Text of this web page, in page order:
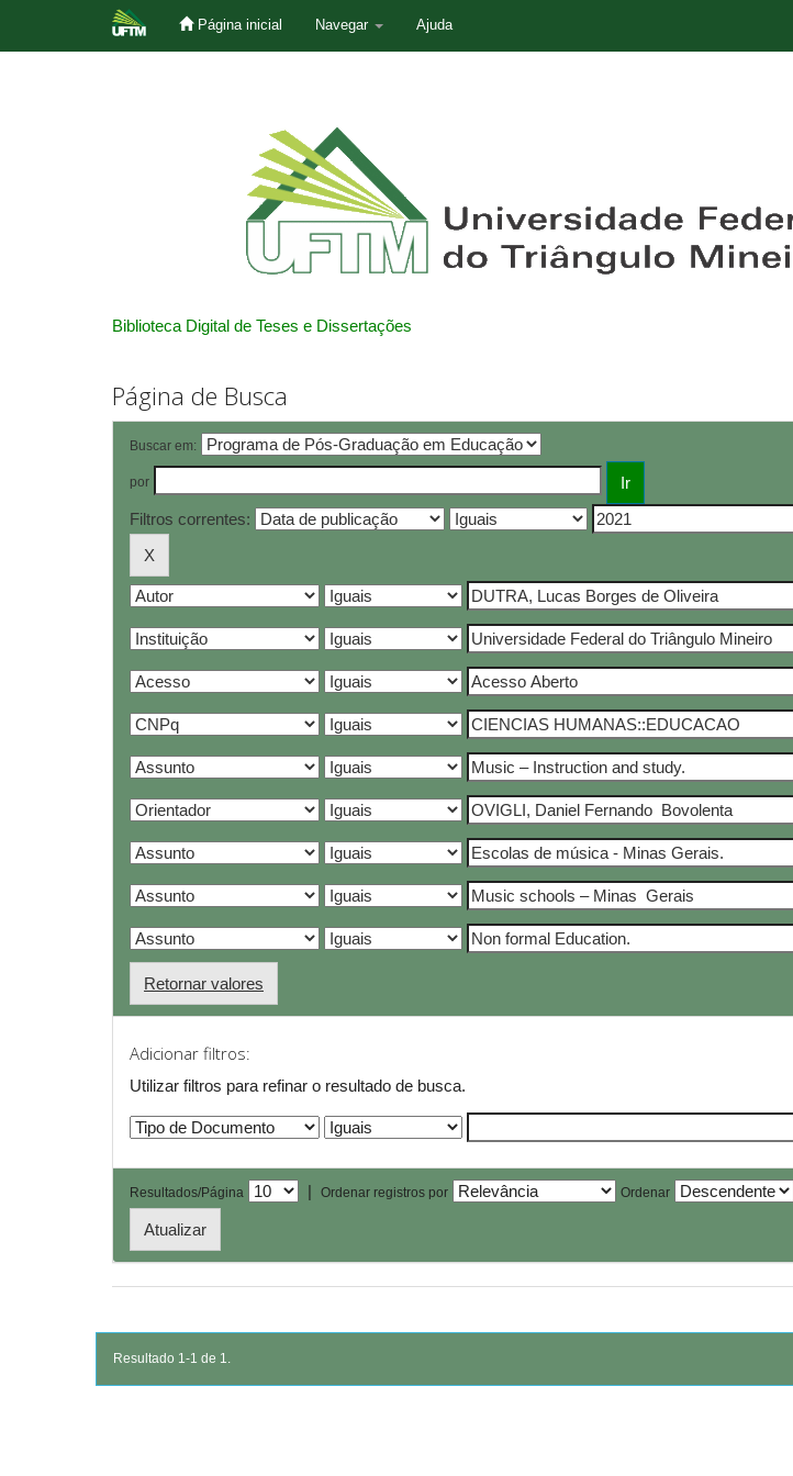
Página inicial Navegar Ajuda
Biblioteca Digital de Teses e Dissertações
Página de Busca
Buscar em:
por
Filtros correntes:
Retornar valores
Adicionar filtros:
Utilizar filtros para refinar o resultado de busca.
Resultados/Página | Ordenar registros por Ordenar
Resultado 1-1 de 1.